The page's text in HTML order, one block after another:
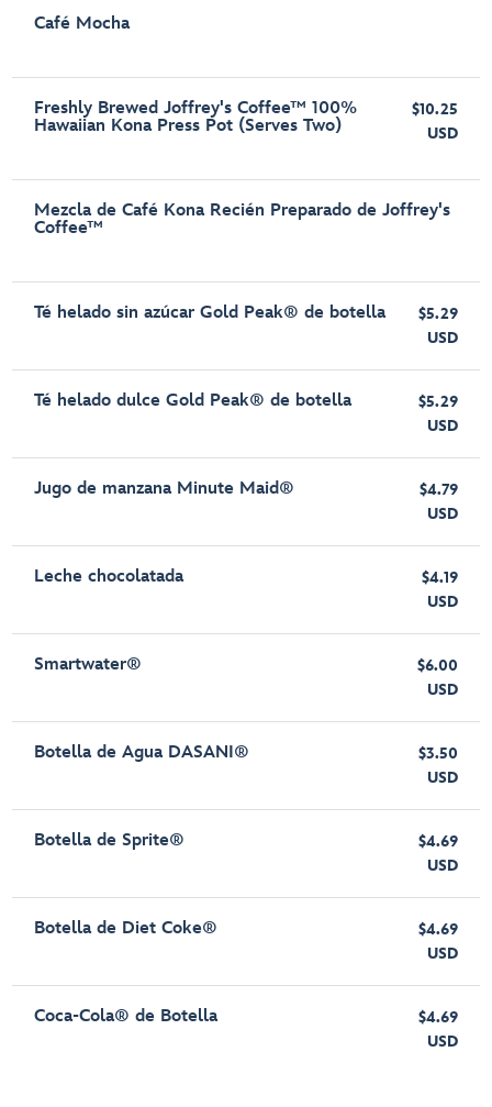
Café Mocha
Freshly Brewed Joffrey's Coffee™ 100%
Hawaiian Kona Press Pot (Serves Two)
$10.25
USD
Mezcla de Café Kona Recién Preparado de Joffrey's
Coffee™
Té helado sin azúcar Gold Peak® de botella
$5.29
USD
Té helado dulce Gold Peak® de botella
$5.29
USD
Jugo de manzana Minute Maid®
$4.79
USD
Leche chocolatada
$4.19
USD
Smartwater®
$6.00
USD
Botella de Agua DASANI®
$3.50
USD
Botella de Sprite®
$4.69
USD
Botella de Diet Coke®
$4.69
USD
Coca-Cola® de Botella
$4.69
USD